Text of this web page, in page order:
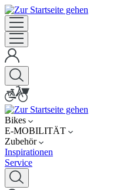
Bikes
E-MOBILITÄT
Zubehör
Inspirationen
Service